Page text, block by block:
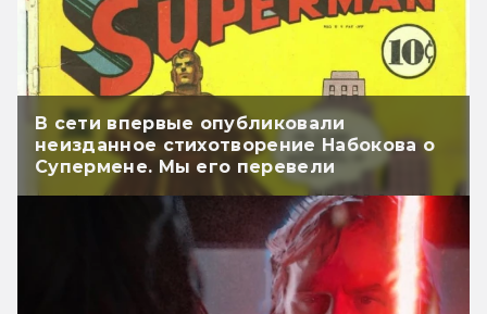
В сети впервые опубликовали
неизданное стихотворение Набокова о
Супермене. Мы его перевели